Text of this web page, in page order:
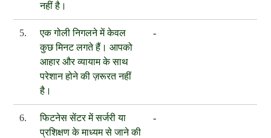
नहीं है।
5.
एक गोली निगलने में केवल
कुछ मिनट लगते हैं। आपको
आहार और व्यायाम के साथ
परेशान होने की ज़रूरत नहीं
है।
-
6.
फिटनेस सेंटर में सर्जरी या
प्रशिक्षण के माध्यम से जाने की
-